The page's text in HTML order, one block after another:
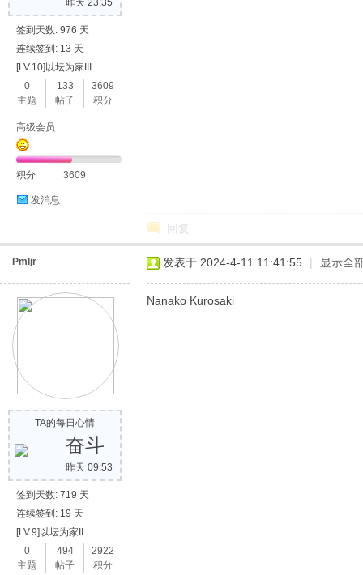
昨天 23:35
签到天数: 976 天
连续签到: 13 天
[LV.10]以坛为家III
0
主题
133
帖子
3609
积分
高级会员
积分 3609
发消息
回复
Pmljr
TA的每日心情
奋斗
昨天 09:53
签到天数: 719 天
连续签到: 19 天
[LV.9]以坛为家II
0
主题
494
帖子
2922
积分
发表于 2024-4-11 11:41:55 | 显示全
Nanako Kurosaki